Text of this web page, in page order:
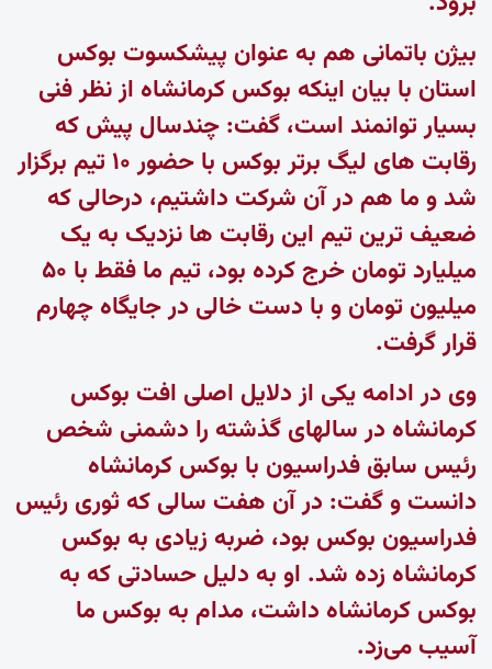
بیژن باتمانی هم به عنوان پیشکسوت بوکس
استان با بیان اینکه بوکس کرمانشاه از نظر فنی
بسیار توانمند است، گفت: چندسال پیش که
رقابت های لیگ برتر بوکس با حضور ۱۰ تیم برگزار
شد و ما هم در آن شرکت داشتیم، درحالی که
ضعیف ترین تیم این رقابت ها نزدیک به یک
میلیارد تومان خرج کرده بود، تیم ما فقط با ۵۰
میلیون تومان و با دست خالی در جایگاه چهارم
قرار گرفت.
وی در ادامه یکی از دلایل اصلی افت بوکس
کرمانشاه در سالهای گذشته را دشمنی شخص
رئیس سابق فدراسیون با بوکس کرمانشاه
دانست و گفت: در آن هفت سالی که ثوری رئیس
فدراسیون بوکس بود، ضربه زیادی به بوکس
کرمانشاه زده شد. او به دلیل حسادتی که به
بوکس کرمانشاه داشت، مدام به بوکس ما
آسیب می‌زد.